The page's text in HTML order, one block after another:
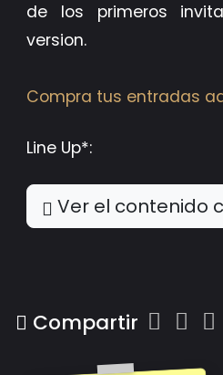
de los primeros
version.
Compra tus entradas
Line Up*:
Ver el contenido
Compartir